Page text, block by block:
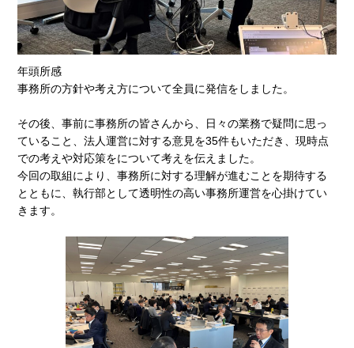
年頭所感
事務所の方針や考え方について全員に発信をしました。
その後、事前に事務所の皆さんから、日々の業務で疑問に思っ
ていること、法人運営に対する意見を35件もいただき、現時点
での考えや対応策をについて考えを伝えました。
今回の取組により、事務所に対する理解が進むことを期待する
とともに、執行部として透明性の高い事務所運営を心掛けてい
きます。